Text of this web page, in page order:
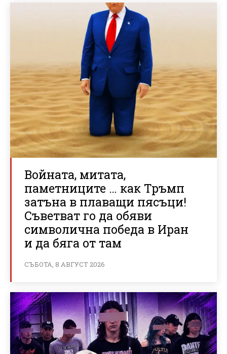
Войната, митата,
паметниците … как Тръмп
затъна в плаващи пясъци!
Съветват го да обяви
символична победа в Иран
и да бяга от там
СЪБОТА, 8 АВГУСТ 2026